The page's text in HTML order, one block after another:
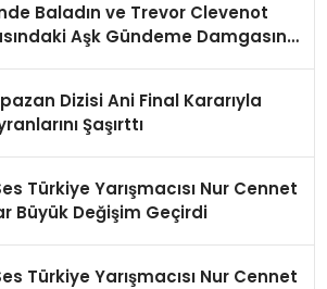
Baladın ve Trevor Clevenot
Aşk Gündeme Damgasını
Dizisi Ani Final Kararıyla
Şaşırttı
Türkiye Yarışmacısı Nur Cennet
Büyük Değişim Geçirdi
Türkiye Yarışmacısı Nur Cennet